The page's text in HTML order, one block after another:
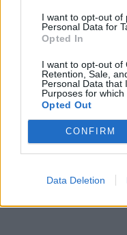
I want to opt-out of
Personal Data for
Opted In
I want to opt-out of
Retention, Sale,
Personal Data that
Purposes for which
Opted Out
CONFIRM
Data Deletion